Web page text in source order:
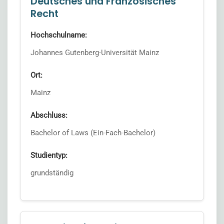
Recht
Hochschulname:
Johannes Gutenberg-Universität Mainz
Ort:
Mainz
Abschluss:
Bachelor of Laws (Ein-Fach-Bachelor)
Studientyp:
grundständig